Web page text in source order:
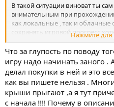
В такой ситуации виноват ты
внимательным при
как локальные , так и облачные
сохранять игровой прогресс
Росту лучше переиграй , иначе
итоге не попадёшь в бункер
заново , даже с самого начала
большинства игроков .
Нажмите для
Что за глупость по поводу
игру надо начинать заного .
делал покупки в ней и это
как вы пишете нельзя .
крыши прыгают ,а я тут
с начала !!!! Почему в